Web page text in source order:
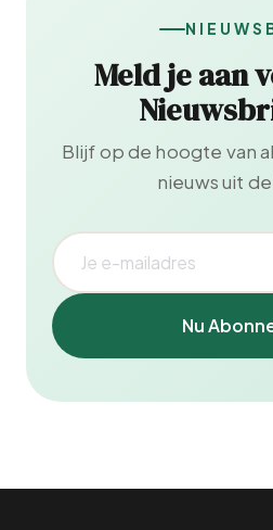
Meld je aan
Blijf op de hoogte van
nieuws uit
Nu